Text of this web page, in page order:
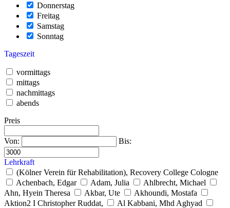
Donnerstag
Freitag
Samstag
Sonntag
Tageszeit
vormittags
mittags
nachmittags
abends
Preis
Von: Bis:
Lehrkraft
(Kölner Verein für Rehabilitation), Recovery College Cologne
Achenbach, Edgar
Adam, Julia
Ahlbrecht, Michael
Ahn, Hyein Theresa
Akbar, Ute
Akhoundi, Mostafa
Aktion2 I Christopher Ruddat,
Al Kabbani, Mhd Aghyad